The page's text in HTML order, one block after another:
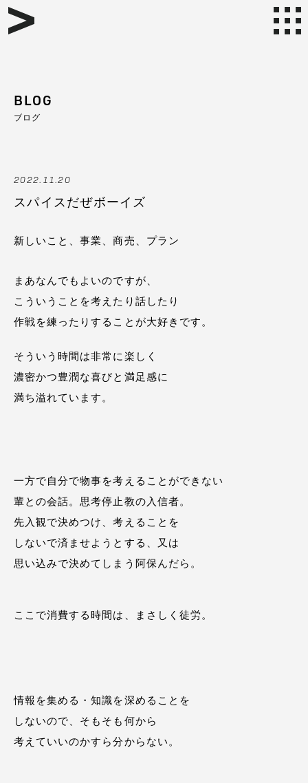
BLOG
ブログ
2022.11.20
スパイスだぜボーイズ
新しいこと、事業、商売、プラン
まあなんでもよいのですが、
こういうことを考えたり話したり
作戦を練ったりすることが大好きです。
そういう時間は非常に楽しく
濃密かつ豊潤な喜びと満足感に
満ち溢れています。
一方で自分で物事を考えることができない
輩との会話。思考停止教の入信者。
先入観で決めつけ、考えることを
しないで済ませようとする、又は
思い込みで決めてしまう阿保んだら。
ここで消費する時間は、まさしく徒労。
情報を集める・知識を深めることを
しないので、そもそも何から
考えていいのかすら分からない。